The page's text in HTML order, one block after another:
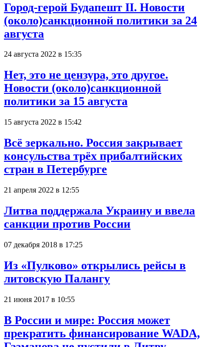
Город-герой Будапешт II. Новости
(около)санкционной политики за 24
августа
24 августа 2022 в 15:35
Нет, это не цензура, это другое.
Новости (около)санкционной
политики за 15 августа
15 августа 2022 в 15:42
Всё зеркально. Россия закрывает
консульства трёх прибалтийских
стран в Петербурге
21 апреля 2022 в 12:55
Литва поддержала Украину и ввела
санкции против России
07 декабря 2018 в 17:25
Из «Пулково» открылись рейсы в
литовскую Палангу
21 июня 2017 в 10:55
В России и мире: Россия может
прекратить финансирование WADA,